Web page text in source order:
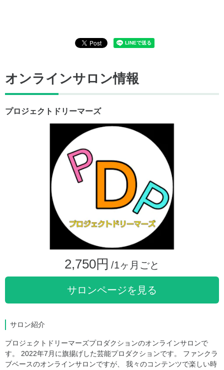
オンラインサロン情報
プロジェクトドリーマーズ
2,750円 /1ヶ月ごと
サロンページを見る
サロン紹介
プロジェクトドリーマーズプロダクションのオンラインサロンで
す。 2022年7月に旗揚げした芸能プロダクションです。 ファンクラ
ブベースのオンラインサロンですが、 我々のコンテンツで楽しい時